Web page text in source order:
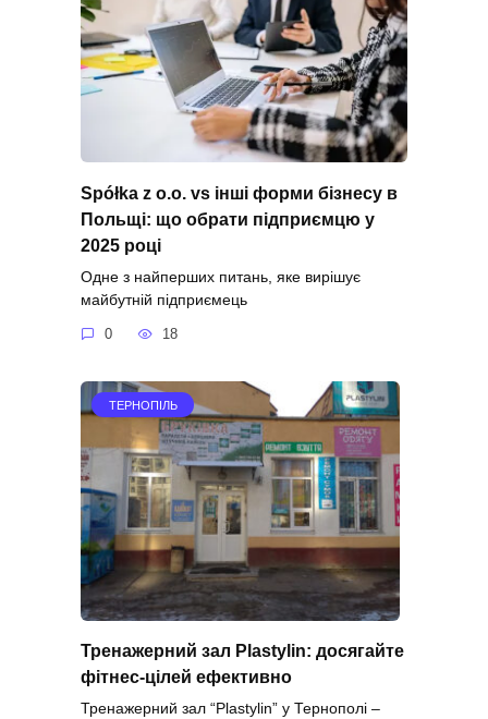
Spółka z o.o. vs інші форми бізнесу в
Польщі: що обрати підприємцю у
2025 році
Одне з найперших питань, яке вирішує
майбутній підприємець
0 18
ТЕРНОПІЛЬ
Тренажерний зал Plastylin: досягайте
фітнес-цілей ефективно
Тренажерний зал “Plastylin” у Тернополі –